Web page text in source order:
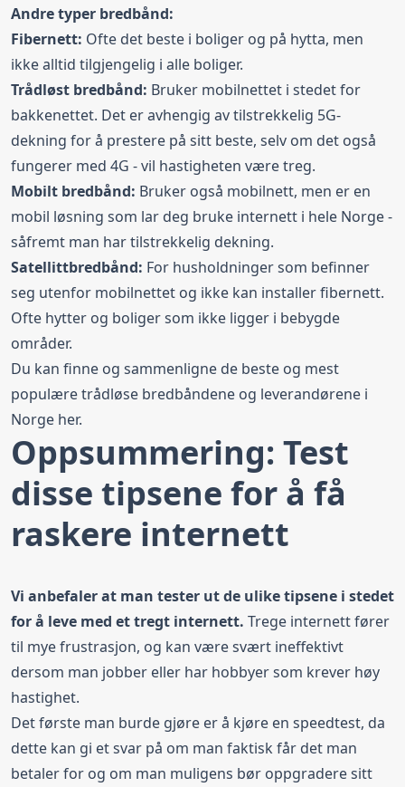
Andre typer bredbånd:
Fibernett: Ofte det beste i boliger og på hytta, men
ikke alltid tilgjengelig i alle boliger.
Trådløst bredbånd: Bruker mobilnettet i stedet for
bakkenettet. Det er avhengig av tilstrekkelig 5G-
dekning for å prestere på sitt beste, selv om det også
fungerer med 4G - vil hastigheten være treg.
Mobilt bredbånd: Bruker også mobilnett, men er en
mobil løsning som lar deg bruke internett i hele Norge -
såfremt man har tilstrekkelig dekning.
Satellittbredbånd: For husholdninger som befinner
seg utenfor mobilnettet og ikke kan installer fibernett.
Ofte hytter og boliger som ikke ligger i bebygde
områder.
Du kan finne og sammenligne de beste og mest
populæretrådløse bredbåndene og leverandørene i
Norge her.
Oppsummering: Test
disse tipsene for å få
raskere internett
Vi anbefaler at man tester ut de ulike tipsene i stedet
for å leve med et tregt internett. Trege internett fører
til mye frustrasjon, og kan være svært ineffektivt
dersom man jobber eller har hobbyer som krever høy
hastighet.
Det første man burde gjøre er å kjøre en speedtest, da
dette kan gi et svar på om man faktisk får det man
betaler for og om man muligens bør oppgradere sitt